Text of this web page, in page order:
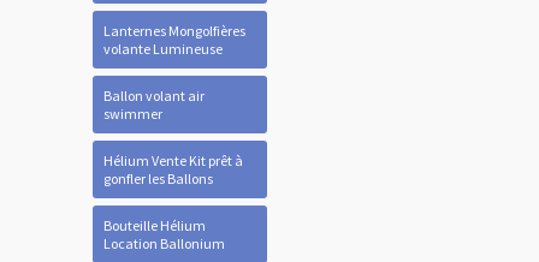
Lanternes Mongolfières
volante Lumineuse
Ballon volant air
swimmer
Hélium Vente Kit prêt à
gonfler les Ballons
Bouteille Hélium
Location Ballonium